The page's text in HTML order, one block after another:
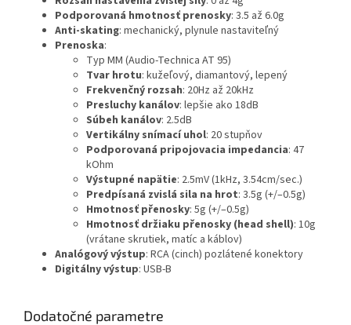
Podporovaná hmotnosť prenosky: 3.5 až 6.0g
Anti-skating: mechanický, plynule nastaviteľný
Prenoska:
Typ MM (Audio-Technica AT 95)
Tvar hrotu: kužeľový, diamantový, lepený
Frekvenčný rozsah: 20Hz až 20kHz
Presluchy kanálov: lepšie ako 18dB
Súbeh kanálov: 2.5dB
Vertikálny snímací uhol: 20 stupňov
Podporovaná pripojovacia impedancia: 47
kOhm
Výstupné napätie: 2.5mV (1kHz, 3.54cm/sec.)
Predpísaná zvislá sila na hrot: 3.5g (+/–0.5g)
Hmotnosť přenosky: 5g (+/–0.5g)
Hmotnosť držiaku přenosky (head shell): 10g
(vrátane skrutiek, matíc a káblov)
Analógový výstup: RCA (cinch) pozlátené konektory
Digitálny výstup: USB-B
Dodatočné parametre